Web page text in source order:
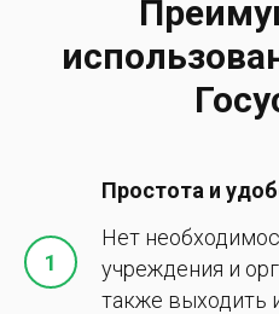
Простота и
Нет
учреждения и
также выходить